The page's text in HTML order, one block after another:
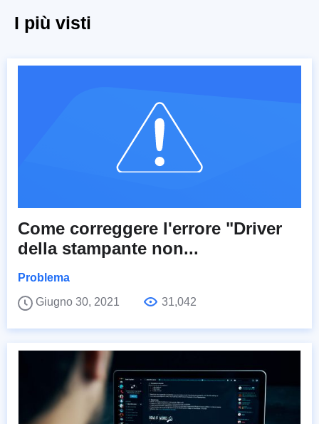
I più visti
Come correggere l'errore "Driver
della stampante non...
Problema
Giugno 30, 2021
31,042